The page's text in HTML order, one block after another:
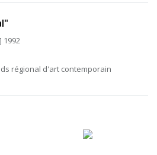
1992
régional d'art contemporain